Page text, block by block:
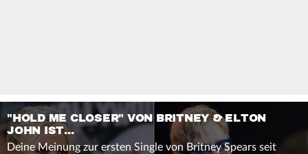
"HOLD ME CLOSER" VON BRITNEY & ELTON
JOHN IST...
Deine Meinung zur ersten Single von Britney Spears seit